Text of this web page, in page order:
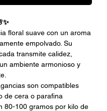
floral suave con un aroma
empolvado. Su
transmite calidez,
ambiente armonioso y
son compatibles
de cera o parafina
80-100 gramos por kilo de